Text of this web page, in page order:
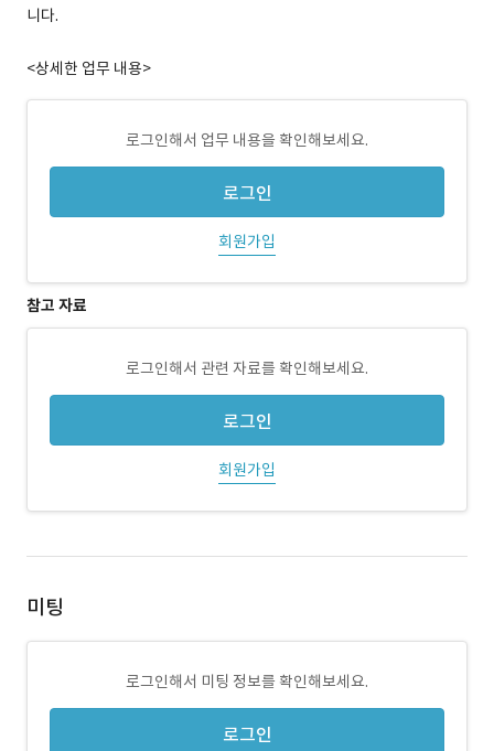
니다.
<상세한 업무 내용>
로그인해서 업무 내용을 확인해보세요.
로그인
회원가입
참고 자료
로그인해서 관련 자료를 확인해보세요.
로그인
회원가입
미팅
로그인해서 미팅 정보를 확인해보세요.
로그인